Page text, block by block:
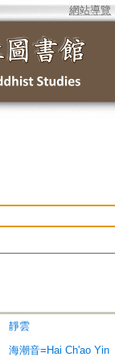
網站導覽
靜雲
海潮音=Hai Ch'ao Yin